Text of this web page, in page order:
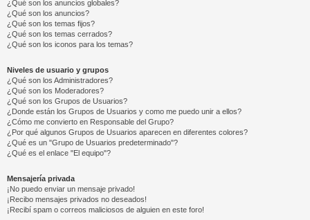
¿Qué son los anuncios globales?
¿Qué son los anuncios?
¿Qué son los temas fijos?
¿Qué son los temas cerrados?
¿Qué son los iconos para los temas?
Niveles de usuario y grupos
¿Qué son los Administradores?
¿Qué son los Moderadores?
¿Qué son los Grupos de Usuarios?
¿Donde están los Grupos de Usuarios y como me puedo unir a ellos?
¿Cómo me convierto en Responsable del Grupo?
¿Por qué algunos Grupos de Usuarios aparecen en diferentes colores?
¿Qué es un "Grupo de Usuarios predeterminado"?
¿Qué es el enlace "El equipo"?
Mensajería privada
¡No puedo enviar un mensaje privado!
¡Recibo mensajes privados no deseados!
¡Recibí spam o correos maliciosos de alguien en este foro!